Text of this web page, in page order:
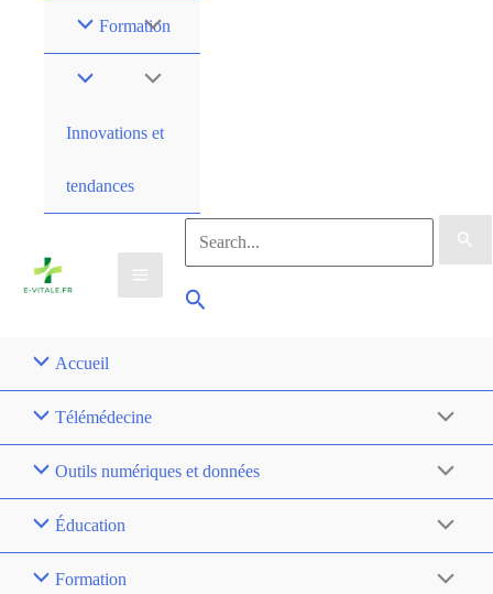
Formation
Innovations et
tendances
Accueil
Télémédecine
Outils numériques et données
Éducation
Formation